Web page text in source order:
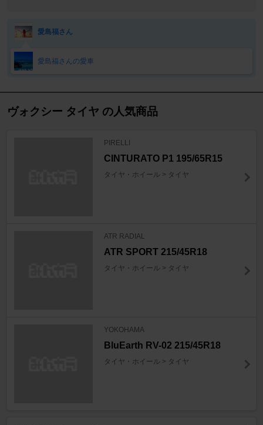
愛島福さん
愛島福さんの愛車
ヴォクシー タイヤ の人気商品
PIRELLI
CINTURATO P1 195/65R15
タイヤ・ホイール > タイヤ
ATR RADIAL
ATR SPORT 215/45R18
タイヤ・ホイール > タイヤ
YOKOHAMA
BluEarth RV-02 215/45R18
タイヤ・ホイール > タイヤ